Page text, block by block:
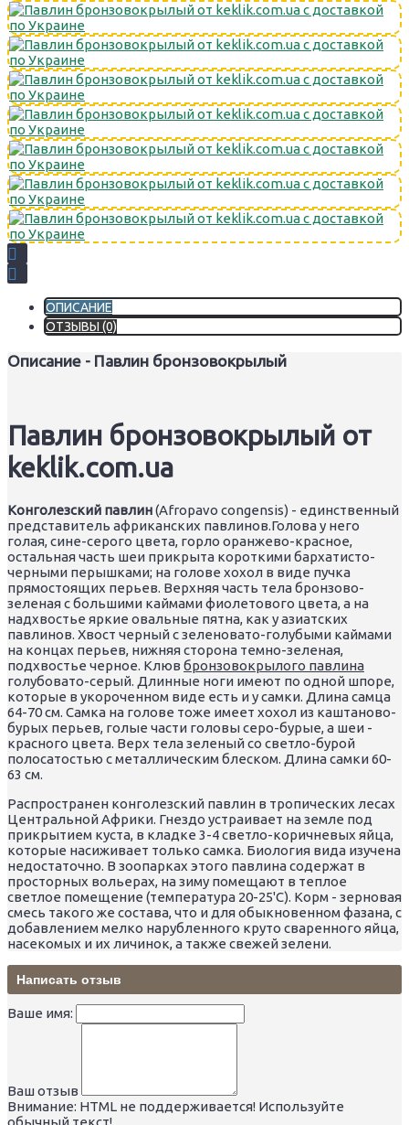
ОПИСАНИЕ
ОТЗЫВЫ (0)
Описание - Павлин бронзовокрылый
Павлин бронзовокрылый от
keklik.com.ua
Конголезский павлин(Afropavo congensis) - единственный
представитель африканских павлинов.Голова у него
голая, сине-серого цвета, горло оранжево-красное,
остальная часть шеи прикрыта короткими бархатисто-
черными перышками; на голове хохол в виде пучка
прямостоящих перьев. Верхняя часть тела бронзово-
зеленая с большими каймами фиолетового цвета, а на
надхвостье яркие овальные пятна, как у азиатских
павлинов. Хвост черный с зеленовато-голубыми каймами
на концах перьев, нижняя сторона темно-зеленая,
подхвостье черное. Клюв бронзовокрылого павлина
голубовато-серый. Длинные ноги имеют по одной шпоре,
которые в укороченном виде есть и у самки. Длина самца
64-70 см. Самка на голове тоже имеет хохол из каштаново-
бурых перьев, голые части головы серо-бурые, а шеи -
красного цвета. Верх тела зеленый со светло-бурой
полосатостью с металлическим блеском. Длина самки 60-
63 см.
Распространен конголезский павлин в тропических лесах
Центральной Африки. Гнездо устраивает на земле под
прикрытием куста, в кладке 3-4 светло-коричневых яйца,
которые насиживает только самка. Биология вида изучена
недостаточно. В зоопарках этого павлина содержат в
просторных вольерах, на зиму помещают в теплое
светлое помещение (температура 20-25'С). Корм - зерновая
смесь такого же состава, что и для обыкновенном фазана, с
добавлением мелко нарубленного круто сваренного яйца,
насекомых и их личинок, а также свежей зелени.
Написать отзыв
Ваше имя:
Ваш отзыв
Внимание: HTML не поддерживается! Используйте